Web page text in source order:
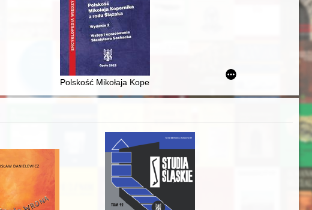
: prestiż finansowy i towarzyski lokalnego mieszczaństwa w 2. poł. XIX w
Polskość Mikołaja Kopernika z rodu Ślązaka